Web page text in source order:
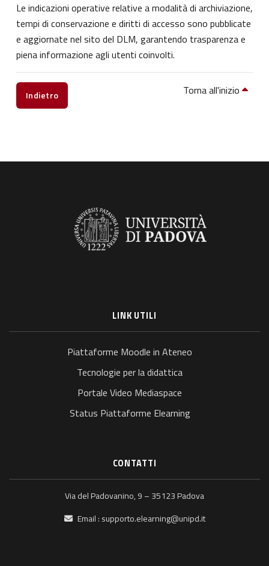
Le indicazioni operative relative a modalità di archiviazione,
tempi di conservazione e diritti di accesso sono pubblicate
e aggiornate nel sito del DLM, garantendo trasparenza e
piena informazione agli utenti coinvolti.
Indietro Torna all'inizio
LINK UTILI
Piattaforme Moodle in Ateneo
Tecnologie per la didattica
Portale Video Mediaspace
Status Piattaforme Elearning
CONTATTI
Via del Padovanino, 9 – 35123 Padova
Email : supporto.elearning@unipd.it